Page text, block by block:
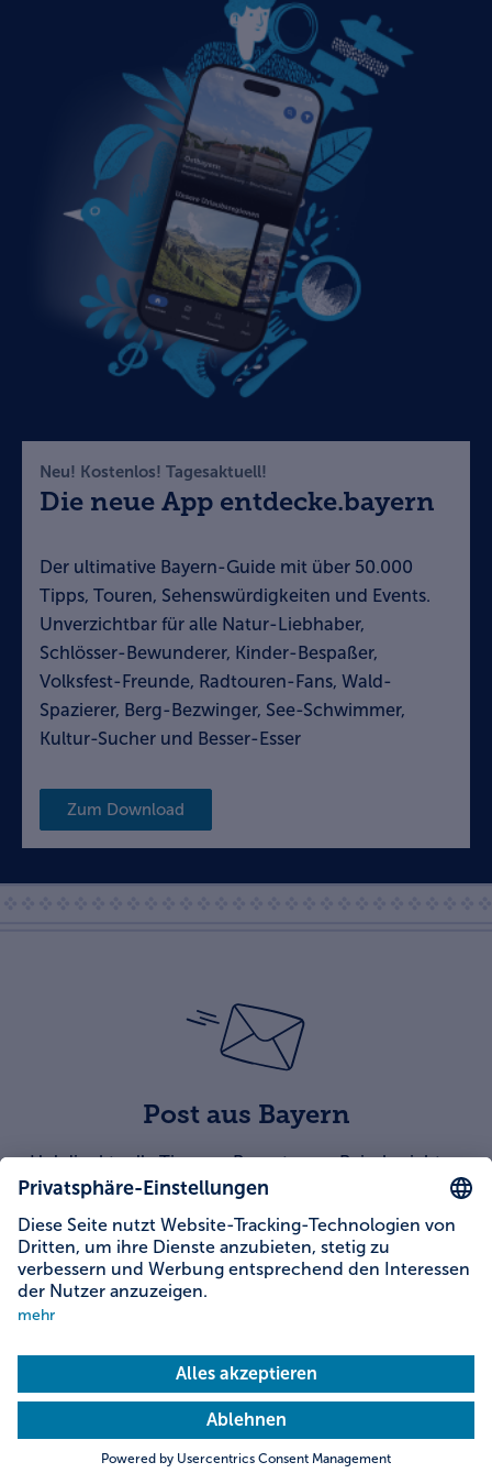
Neu! Kostenlos! Tagesaktuell!
Die neue App entdecke.bayern
Der ultimative Bayern-Guide mit über 50.000
Tipps, Touren, Sehenswürdigkeiten und Events.
Unverzichtbar für alle Natur-Liebhaber,
Schlösser-Bewunderer, Kinder-Bespaßer,
Volksfest-Freunde, Radtouren-Fans, Wald-
Spazierer, Berg-Bezwinger, See-Schwimmer,
Kultur-Sucher und Besser-Esser
Zum Download
Post aus Bayern
Hol dir aktuelle Tipps zu Reportagen, Reiseberichten
und Events aus erster Hand!
Hier anmelden